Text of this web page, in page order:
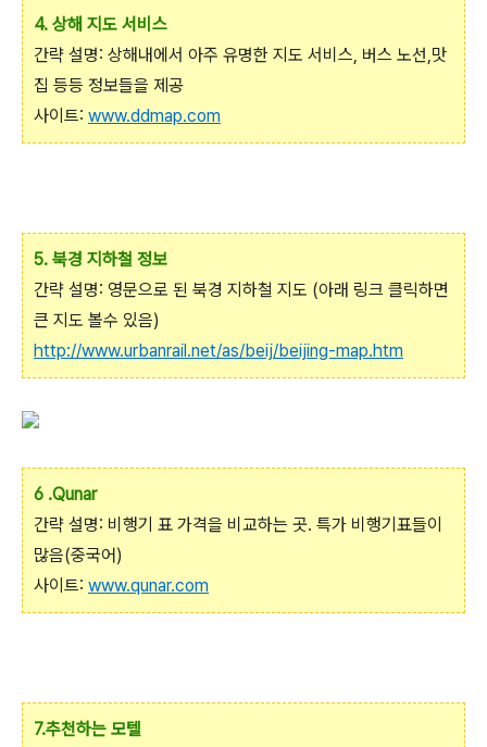
4. 상해 지도 서비스
간략 설명: 상해내에서 아주 유명한 지도 서비스, 버스 노선,맛
집 등등 정보들을 제공
사이트: www.ddmap.com
5. 북경 지하철 정보
간략 설명: 영문으로 된 북경 지하철 지도 (아래 링크 클릭하면
큰 지도 볼수 있음)
http://www.urbanrail.net/as/beij/beijing-map.htm
6 .Qunar
간략 설명: 비행기 표 가격을 비교하는 곳. 특가 비행기표들이
많음(중국어)
사이트: www.qunar.com
7.추천하는 모텔